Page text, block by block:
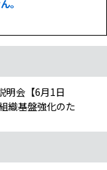
。
明会【6月1日
織基盤強化のた